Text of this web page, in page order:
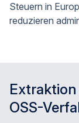
Steuern in
reduzieren
OSS-